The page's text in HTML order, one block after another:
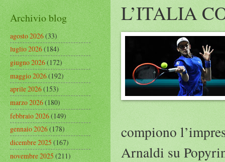
L’ITALIA
compiono
Arnaldi su
Archivio blog
agosto 2026(33)
luglio 2026(184)
giugno 2026(172)
maggio 2026(192)
aprile 2026(153)
marzo 2026(180)
febbraio 2026(149)
gennaio 2026(178)
dicembre 2025(167)
novembre 2025(211)